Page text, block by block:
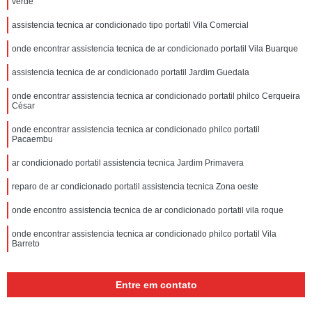
assistencia tecnica ar condicionado tipo portatil Vila Comercial
onde encontrar assistencia tecnica de ar condicionado portatil Vila Buarque
assistencia tecnica de ar condicionado portatil Jardim Guedala
onde encontrar assistencia tecnica ar condicionado portatil philco Cerqueira
César
onde encontrar assistencia tecnica ar condicionado philco portatil
Pacaembu
ar condicionado portatil assistencia tecnica Jardim Primavera
reparo de ar condicionado portatil assistencia tecnica Zona oeste
onde encontro assistencia tecnica de ar condicionado portatil vila roque
onde encontrar assistencia tecnica ar condicionado philco portatil Vila
Barreto
Entre em contato